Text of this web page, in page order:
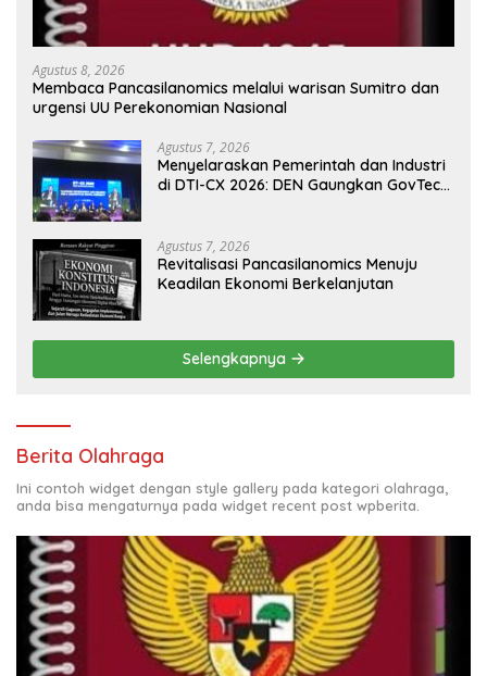
Agustus 8, 2026
Membaca Pancasilanomics melalui warisan Sumitro dan
urgensi UU Perekonomian Nasional
Agustus 7, 2026
Menyelaraskan Pemerintah dan Industri
di DTI-CX 2026: DEN Gaungkan GovTech,
Agustus 7, 2026
Revitalisasi Pancasilanomics Menuju
Keadilan Ekonomi Berkelanjutan
Selengkapnya
Berita Olahraga
Ini contoh widget dengan style gallery pada kategori olahraga,
anda bisa mengaturnya pada widget recent post wpberita.